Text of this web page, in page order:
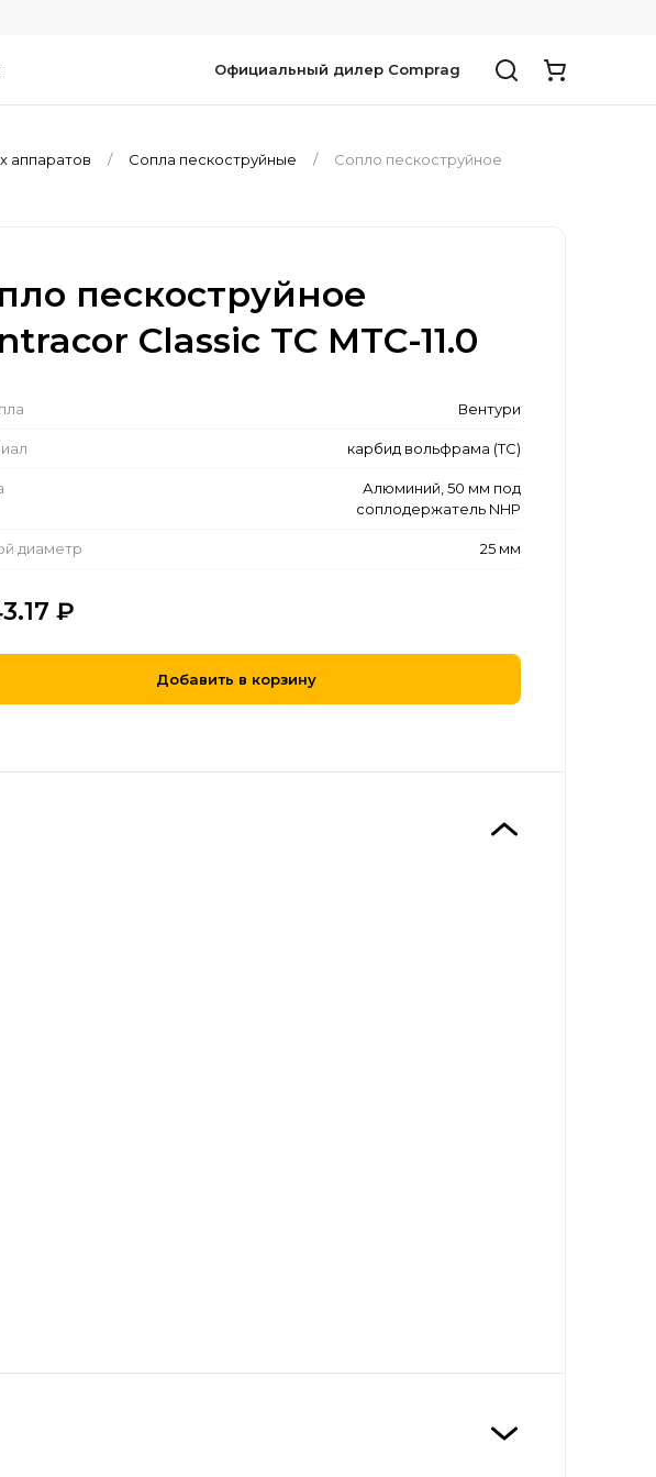
Официальный дилер Comprag
аппаратов Сопла пескоструйные
Сопло пескоструйное
пескоструйное
Classic TC MTC-11.0
Вентури
карбид вольфрама (ТС)
Алюминий, 50 мм под
соплодержатель NHP
диаметр 25 мм
₽
Добавить в корзину